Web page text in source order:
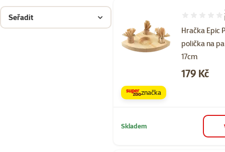
Seřadit
Hračka Epic
polička na
17cm
Hodnocení
Cena
179 Kč
značka
Skladem